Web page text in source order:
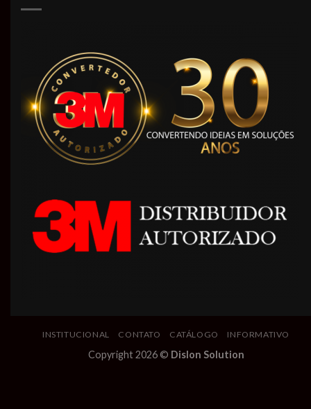
INSTITUCIONAL CONTATO CATÁLOGO INFORMATIVO
Copyright 2026 © Dislon Solution